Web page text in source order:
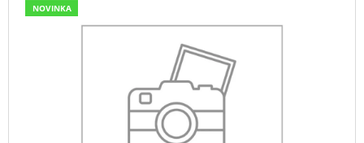
NOVINKA